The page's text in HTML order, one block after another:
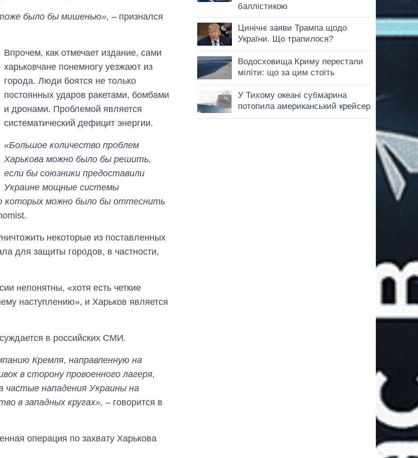
было бы мишенью», – признался
Впрочем, как отмечает издание, сами
харьковчане понемногу уезжают из
города. Люди боятся не только
постоянных ударов ракетами, бомбами
и дронами. Проблемой является
систематический дефицит энергии.
«Большое количество проблем
Харькова можно было бы решить,
если бы союзники предоставили
Украине мощные системы
которых можно было бы оттеснить
некоторые из поставленных
для защиты городов, в частности,
непонятны, «хотя есть четкие
наступлению», и Харьков является
в российских СМИ.
Кремля, направленную на
в сторону провоенного лагеря,
нападения Украины на
в западных кругах», – говорится в
операция по захвату Харькова